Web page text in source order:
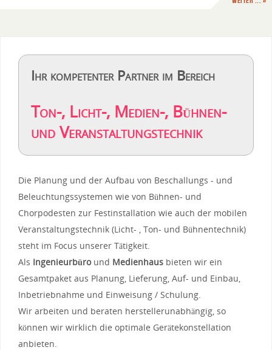
Ihr kompetenter Partner im Bereich
Ton-, Licht-, Medien-, Bühnen-
und Veranstaltungstechnik
Die Planung und der Aufbau von Beschallungs - und
Beleuchtungssystemen wie von Bühnen- und
Chorpodesten zur Festinstallation wie auch der mobilen
Veranstaltungstechnik (Licht- , Ton- und Bühnentechnik)
steht im Focus unserer Tätigkeit.
Als Ingenieurbüround Medienhausbieten wir ein
Gesamtpaket aus Planung, Lieferung, Auf- und Einbau,
Inbetriebnahme und Einweisung / Schulung.
Wir arbeiten und beraten herstellerunabhängig, so
können wir wirklich die optimale Gerätekonstellation
anbieten.